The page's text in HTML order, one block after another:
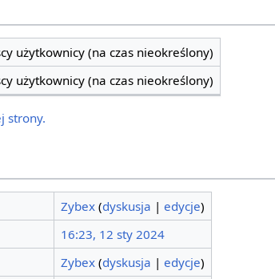
użytkownicy (na czas nieokreślony)
użytkownicy (na czas nieokreślony)
strony.
Zybex (dyskusja | edycje)
16:23, 12 sty 2024
Zybex (dyskusja | edycje)